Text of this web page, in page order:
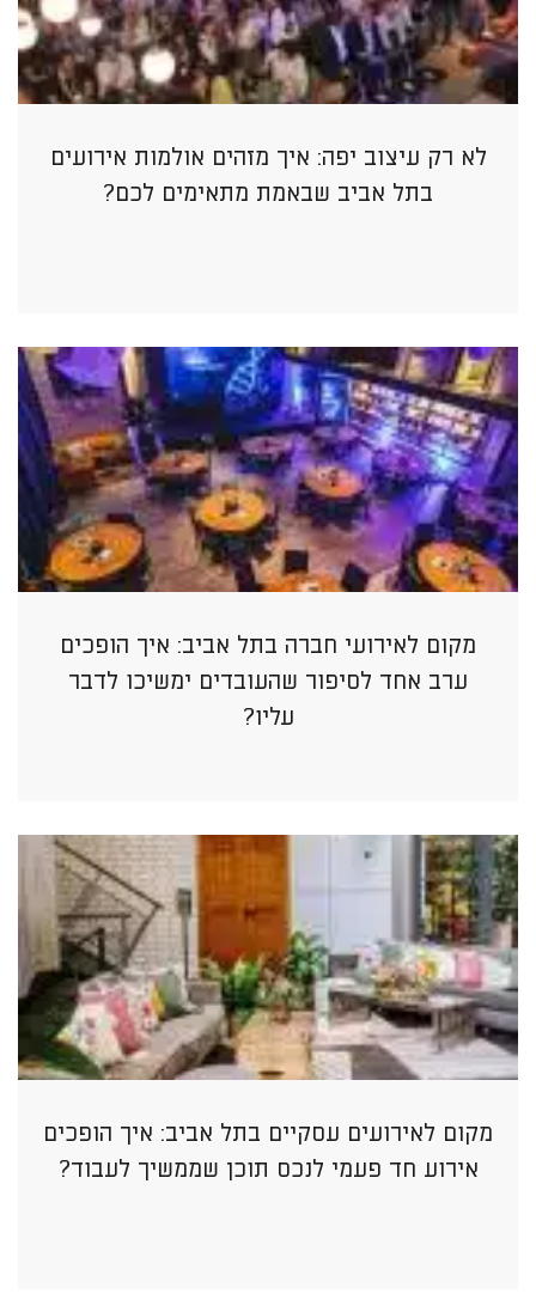
לא רק עיצוב יפה: איך מזהים אולמות אירועים
בתל אביב שבאמת מתאימים לכם?
מקום לאירועי חברה בתל אביב: איך הופכים
ערב אחד לסיפור שהעובדים ימשיכו לדבר
עליו?
מקום לאירועים עסקיים בתל אביב: איך הופכים
אירוע חד פעמי לנכס תוכן שממשיך לעבוד?